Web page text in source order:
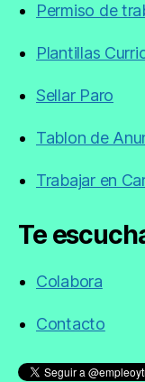
Permiso de
Plantillas
Sellar Paro
Tablon de
Trabajar en
Te
Colabora
Contacto